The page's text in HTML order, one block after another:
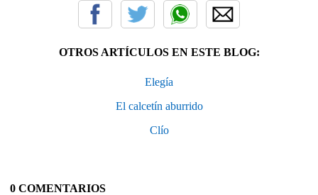
OTROS ARTÍCULOS EN ESTE BLOG:
Elegía
El calcetín aburrido
Clío
0 COMENTARIOS